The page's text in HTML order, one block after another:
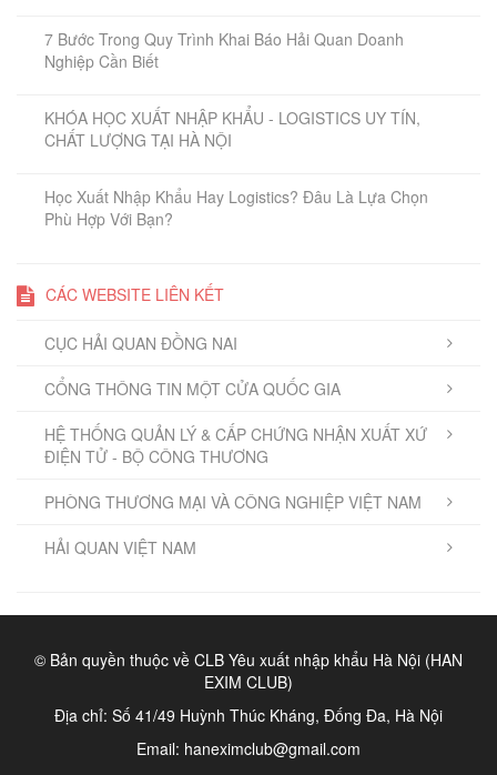
7 Bước Trong Quy Trình Khai Báo Hải Quan Doanh
Nghiệp Cần Biết
KHÓA HỌC XUẤT NHẬP KHẨU - LOGISTICS UY TÍN,
CHẤT LƯỢNG TẠI HÀ NỘI
Học Xuất Nhập Khẩu Hay Logistics? Đâu Là Lựa Chọn
Phù Hợp Với Bạn?
CÁC WEBSITE LIÊN KẾT
CỤC HẢI QUAN ĐỒNG NAI
CỔNG THÔNG TIN MỘT CỬA QUỐC GIA
HỆ THỐNG QUẢN LÝ & CẤP CHỨNG NHẬN XUẤT XỨ
ĐIỆN TỬ - BỘ CÔNG THƯƠNG
PHÒNG THƯƠNG MẠI VÀ CÔNG NGHIỆP VIỆT NAM
HẢI QUAN VIỆT NAM
© Bản quyền thuộc về CLB Yêu xuất nhập khẩu Hà Nội (HAN
EXIM CLUB)
Địa chỉ: Số 41/49 Huỳnh Thúc Kháng, Đống Đa, Hà Nội
Email: haneximclub@gmail.com